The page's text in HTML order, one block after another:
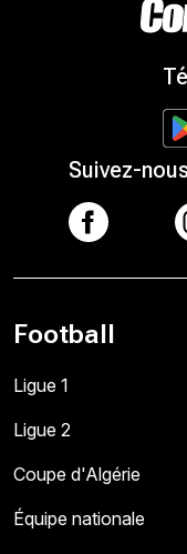
Suivez-
Football
Ligue 1
Ligue 2
Coupe d'Algérie
Équipe nationale